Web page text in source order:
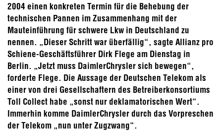
2004 einen konkreten Termin für die Behebung der
technischen Pannen im Zusammenhang mit der
Mauteinführung für schwere Lkw in Deutschland zu
nennen. „Dieser Schritt war überfällig“, sagte Allianz pro
Schiene-Geschäftsführer Dirk Flege am Dienstag in
Berlin. „Jetzt muss DaimlerChrysler sich bewegen“,
forderte Flege. Die Aussage der Deutschen Telekom als
einer von drei Gesellschaftern des Betreiberkonsortiums
Toll Collect habe „sonst nur deklamatorischen Wert“.
Immerhin komme DaimlerChrysler durch das Vorpreschen
der Telekom „nun unter Zugzwang“.